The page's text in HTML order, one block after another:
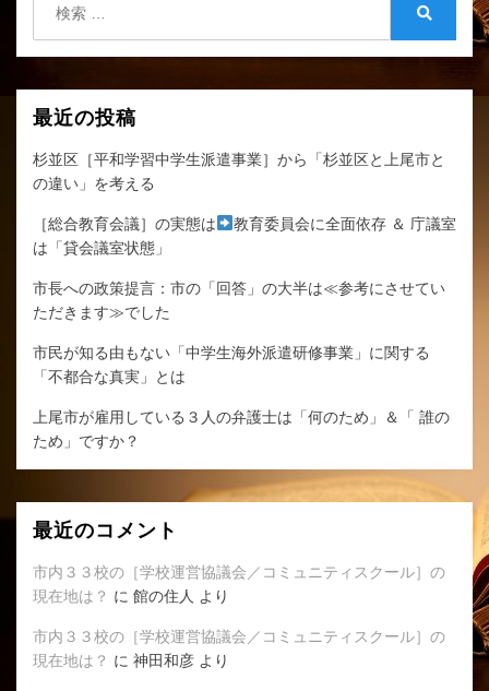
最近の投稿
杉並区［平和学習中学生派遣事業］から「杉並区と上尾市と
の違い」を考える
［総合教育会議］の実態は
教育委員会に全面依存 ＆ 庁議室
は「貸会議室状態」
市長への政策提言：市の「回答」の大半は≪参考にさせてい
ただきます≫でした
市民が知る由もない「中学生海外派遣研修事業」に関する
「不都合な真実」とは
上尾市が雇用している３人の弁護士は「何のため」＆「 誰の
ため」ですか？
最近のコメント
市内３３校の［学校運営協議会／コミュニティスクール］の
現在地は？ に 館の住人 より
市内３３校の［学校運営協議会／コミュニティスクール］の
現在地は？ に 神田和彦 より